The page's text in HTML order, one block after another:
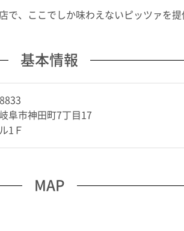
、ここでしか味わえないピッツァを提
基本情報
阜市神田町7丁目17
1Ｆ
MAP